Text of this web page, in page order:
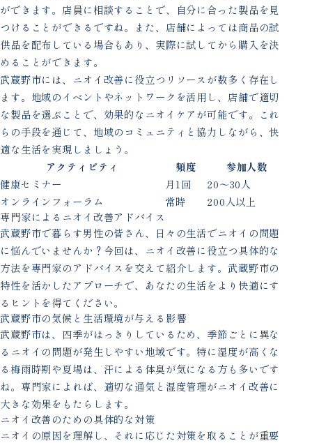
ができます。店員に相談することで、自分に合った製品を見
つけることができるですね。また、店舗によっては商品の試
供品を配布している場合もあり、実際に試してから購入を決
めることができます。
武蔵野市には、ニオイ改善に役立つリソースが数多く存在し
ます。地域のイベントやネットワークを活用し、店舗で適切
な製品を選ぶことで、効果的なニオイケアが可能です。これ
らの手段を通じて、地域のコミュニティと協力しながら、快
適な生活を実現しましょう。
アクティビティ
頻度
参加人数
健康セミナー
月1回
20〜30人
オンラインフォーラム
常時
200人以上
専門家によるニオイ改善アドバイス
武蔵野市で暮らす男性の皆さん、日々の生活でニオイの問題
に悩んでいませんか？今回は、ニオイ改善に役立つ具体的な
方法を専門家のアドバイスを交えて紹介します。武蔵野市の
特性を活かしたアプローチで、あなたの生活をより快適にす
るヒントを得てください。
武蔵野市の気候と生活環境が与える影響
武蔵野市は、四季がはっきりしているため、季節ごとに異な
るニオイの問題が発生しやすい地域です。特に湿度が高くな
る梅雨時期や夏場は、汗による体臭が気になる方も多いです
ね。専門家によれば、適切な通気と湿度管理がニオイ改善に
大きな効果をもたらします。
ニオイ改善のための具体的な対策
ニオイの原因を理解し、それに応じた対策を取ることが重要